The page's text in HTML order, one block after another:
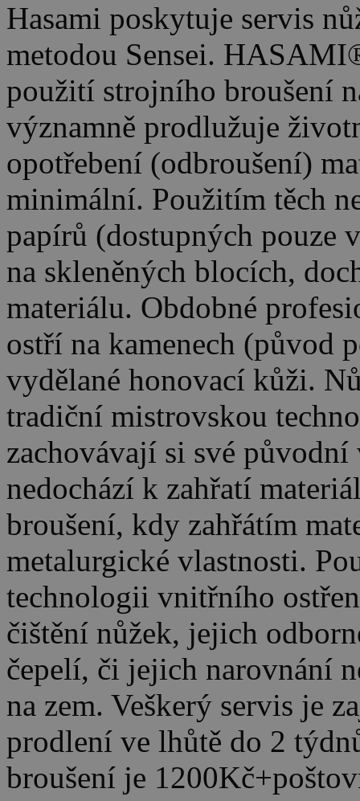
Hasami poskytuje servis
metodou Sensei.
použití strojního broušení
významně prodlužuje
opotřebení (odbroušení)
minimální. Použitím těch
papírů (dostupných pouze
na skleněných blocích,
materiálu. Obdobné
ostří na kamenech (původ
vydělané honovací kůži.
tradiční mistrovskou
zachovávají si své
nedochází k zahřatí
broušení, kdy zahřátím
metalurgické vlastnosti.
technologii vnitřního
čištění nůžek, jejich
čepelí, či jejich narovnání
na zem. Veškerý servis je
prodlení ve lhůtě do 2
broušení je